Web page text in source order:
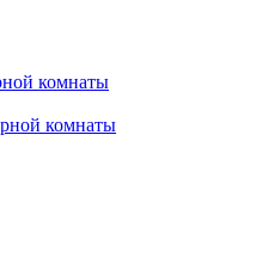
комнаты
комнаты